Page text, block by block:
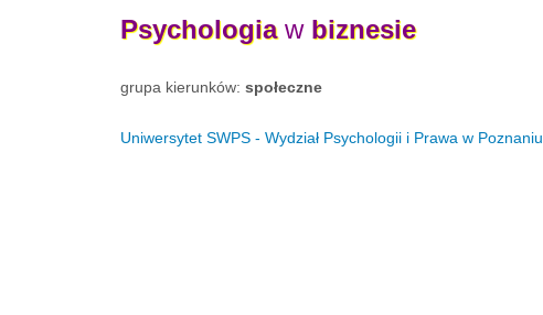
Psychologiaw biznesie
grupa kierunków: społeczne
Uniwersytet SWPS - Wydział Psychologii i Prawa w Poznaniu